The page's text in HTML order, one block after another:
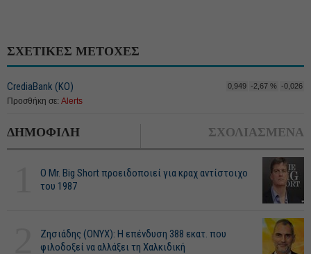
ΣΧΕΤΙΚΕΣ ΜΕΤΟΧΕΣ
CrediaBank (ΚΟ) 0,949 -2,67 % -0,026
Προσθήκη σε: Alerts
ΔΗΜΟΦΙΛΗ ΣΧΟΛΙΑΣΜΕΝΑ
O Mr. Big Short προειδοποιεί για κραχ αντίστοιχο
του 1987
Ζησιάδης (ONYX): Η επένδυση 388 εκατ. που
φιλοδοξεί να αλλάξει τη Χαλκιδική